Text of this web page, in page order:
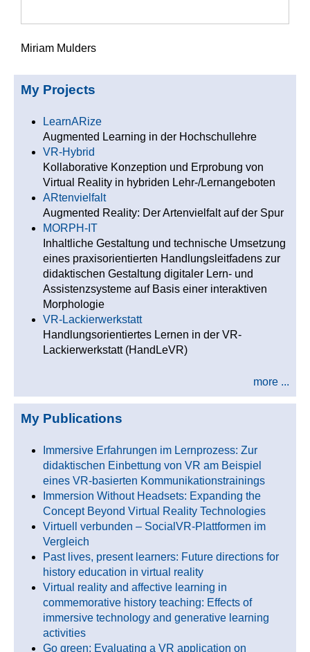
Miriam Mulders
My Projects
LearnARize
Augmented Learning in der Hochschullehre
VR-Hybrid
Kollaborative Konzeption und Erprobung von
Virtual Reality in hybriden Lehr-/Lernangeboten
ARtenvielfalt
Augmented Reality: Der Artenvielfalt auf der Spur
MORPH-IT
Inhaltliche Gestaltung und technische Umsetzung
eines praxisorientierten Handlungsleitfadens zur
didaktischen Gestaltung digitaler Lern- und
Assistenzsysteme auf Basis einer interaktiven
Morphologie
VR-Lackierwerkstatt
Handlungsorientiertes Lernen in der VR-
Lackierwerkstatt (HandLeVR)
more ...
My Publications
Immersive Erfahrungen im Lernprozess: Zur
didaktischen Einbettung von VR am Beispiel
eines VR-basierten Kommunikationstrainings
Immersion Without Headsets: Expanding the
Concept Beyond Virtual Reality Technologies
Virtuell verbunden – SocialVR-Plattformen im
Vergleich
Past lives, present learners: Future directions for
history education in virtual reality
Virtual reality and affective learning in
commemorative history teaching: Effects of
immersive technology and generative learning
activities
Go green: Evaluating a VR application on